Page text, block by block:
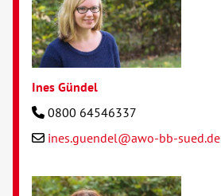
Ines Gündel
0800 64546337
ines.guendel@awo-bb-sued.de